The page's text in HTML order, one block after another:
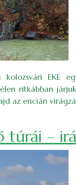
kolozsvári EKE
ritkábban
az encián
alkotása)
túrái –